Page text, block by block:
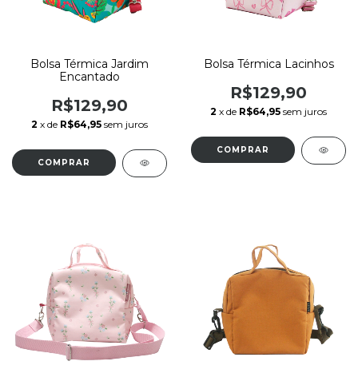
Bolsa Térmica Jardim
Encantado
R$129,90
2 x de R$64,95 sem juros
Bolsa Térmica Lacinhos
R$129,90
2 x de R$64,95 sem juros